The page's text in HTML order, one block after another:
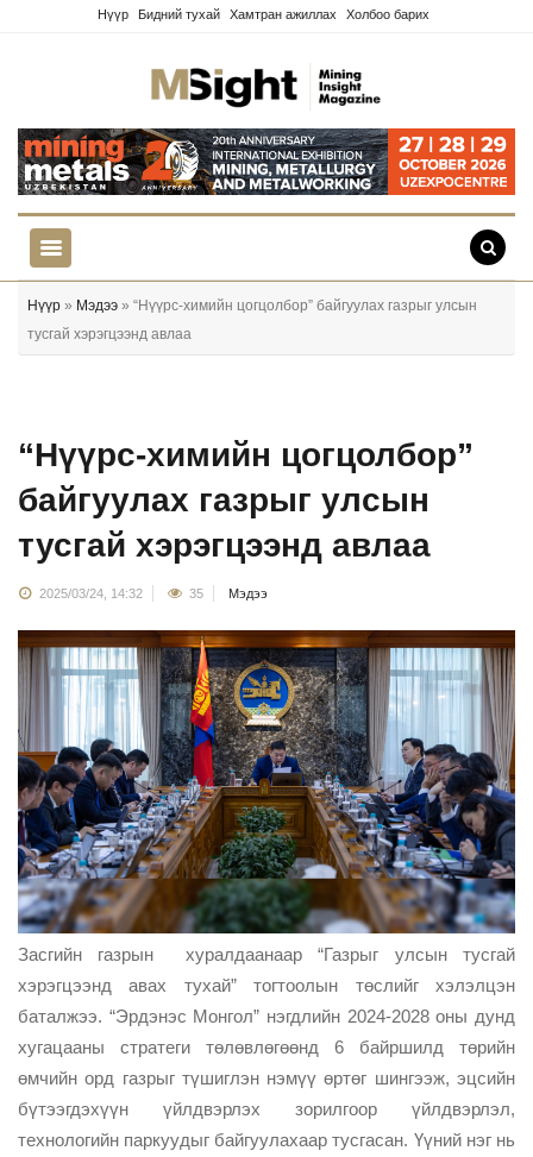
Нүүр Бидний тухай Хамтран ажиллах Холбоо барих
Нүүр » Мэдээ » “Нүүрс-химийн цогцолбор” байгуулах газрыг улсын
тусгай хэрэгцээнд авлаа
“Нүүрс-химийн цогцолбор”
байгуулах газрыг улсын
тусгай хэрэгцээнд авлаа
2025/03/24, 14:32 35 Мэдээ
Засгийн газрын хуралдаанаар “Газрыг улсын тусгай
хэрэгцээнд авах тухай” тогтоолын төслийг хэлэлцэн
баталжээ. “Эрдэнэс Монгол” нэгдлийн 2024-2028 оны дунд
хугацааны стратеги төлөвлөгөөнд 6 байршилд төрийн
өмчийн орд газрыг түшиглэн нэмүү өртөг шингээж, эцсийн
бүтээгдэхүүн үйлдвэрлэх зорилгоор үйлдвэрлэл,
технологийн паркуудыг байгуулахаар тусгасан. Үүний нэг нь